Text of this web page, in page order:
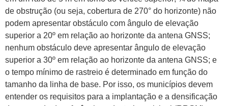
de obstrução (ou seja, cobertura de 270° do horizonte) não
podem apresentar obstáculo com ângulo de elevação
superior a 20º em relação ao horizonte da antena GNSS;
nenhum obstáculo deve apresentar ângulo de elevação
superior a 30º em relação ao horizonte da antena GNSS; e
o tempo mínimo de rastreio é determinado em função do
tamanho da linha de base. Por isso, os municípios devem
entender os requisitos para a implantação e a densificação